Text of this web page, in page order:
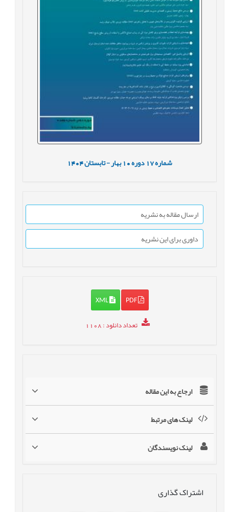
شماره17 دوره10 بهار - تابستان1404
ارسال مقاله به نشریه
داوری برای این نشریه
PDF
XML
تعداد دانلود: 1108
ارجاع به این مقاله
لینک های مرتبط
لینک نویسندگان
اشتراک گذاری